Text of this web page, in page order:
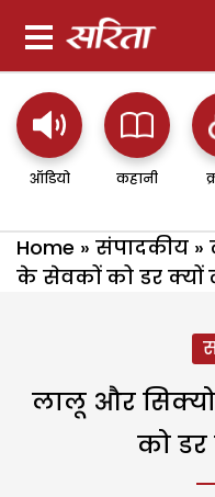
ऑडियो कहानी
Home » संपादकीय »
के सेवकों को डर क्यों
लालू और
को डर